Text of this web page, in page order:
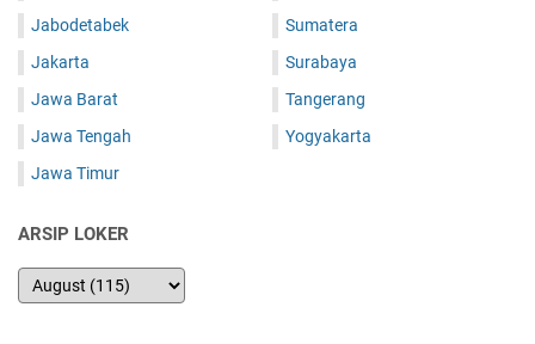
Jabodetabek
Jakarta
Jawa Barat
Jawa Tengah
Jawa Timur
Sumatera
Surabaya
Tangerang
Yogyakarta
ARSIP LOKER